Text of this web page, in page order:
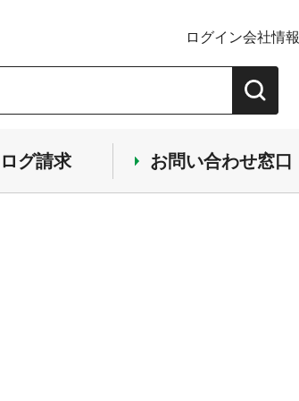
ログイン会社情報
グ請求 お問い合わせ窓口